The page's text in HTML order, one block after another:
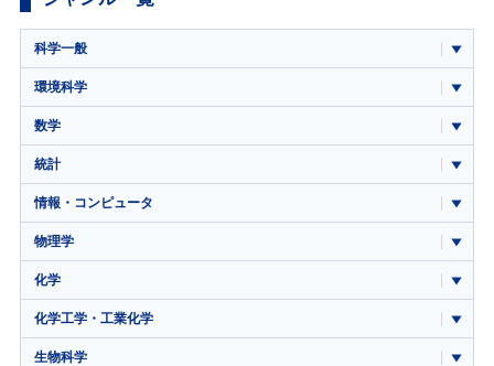
科学一般
環境科学
数学
統計
情報・コンピュータ
物理学
化学
化学工学・工業化学
生物科学